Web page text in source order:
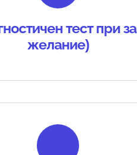
тест при
желание)